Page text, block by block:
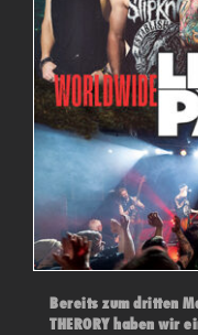
Bereits zum dritten
THERORY haben wir